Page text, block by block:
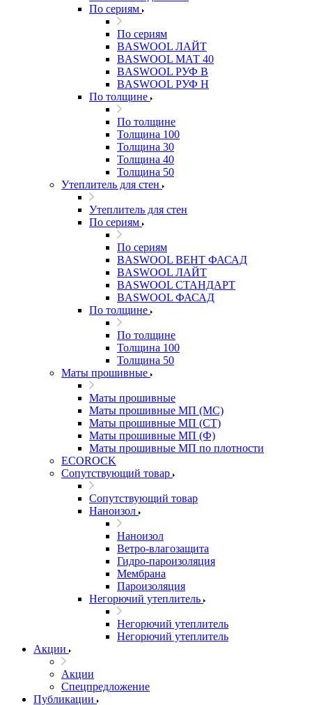
По сериям
По сериям
BASWOOL ЛАЙТ
BASWOOL МАТ 40
BASWOOL РУФ В
BASWOOL РУФ Н
По толщине
По толщине
Толщина 100
Толщина 30
Толщина 40
Толщина 50
Утеплитель для стен
Утеплитель для стен
По сериям
По сериям
BASWOOL ВЕНТ ФАСАД
BASWOOL ЛАЙТ
BASWOOL СТАНДАРТ
BASWOOL ФАСАД
По толщине
По толщине
Толщина 100
Толщина 50
Маты прошивные
Маты прошивные
Маты прошивные МП (МС)
Маты прошивные МП (СТ)
Маты прошивные МП (Ф)
Маты прошивные МП по плотности
ECOROCK
Сопутствующий товар
Сопутствующий товар
Наноизол
Наноизол
Ветро-влагозащита
Гидро-пароизоляция
Мембрана
Пароизоляция
Негорючий утеплитель
Негорючий утеплитель
Негорючий утеплитель
Акции
Акции
Спецпредложение
Публикации